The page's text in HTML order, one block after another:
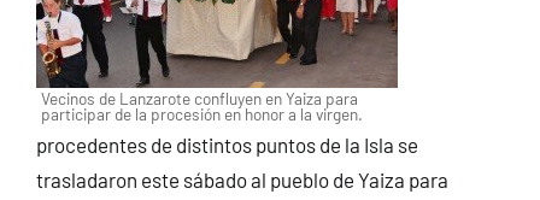
Vecinos de Lanzarote confluyen en Yaiza para
participar de la procesión en honor a la virgen.
procedentes de distintos puntos de la Isla se
trasladaron este sábado al pueblo de Yaiza para